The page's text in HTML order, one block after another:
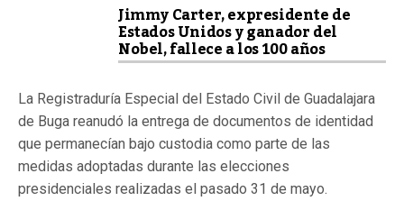
Jimmy Carter, expresidente de
Estados Unidos y ganador del
Nobel, fallece a los 100 años
La Registraduría Especial del Estado Civil de Guadalajara
de Buga reanudó la entrega de documentos de identidad
que permanecían bajo custodia como parte de las
medidas adoptadas durante las elecciones
presidenciales realizadas el pasado 31 de mayo.